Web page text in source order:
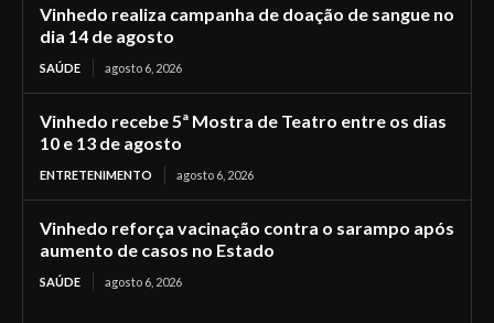
Vinhedo realiza campanha de doação de sangue no
dia 14 de agosto
SAÚDE agosto 6, 2026
Vinhedo recebe 5ª Mostra de Teatro entre os dias
10 e 13 de agosto
ENTRETENIMENTO agosto 6, 2026
Vinhedo reforça vacinação contra o sarampo após
aumento de casos no Estado
SAÚDE agosto 6, 2026